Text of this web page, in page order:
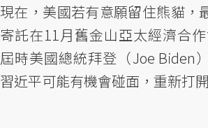
現在，美國若有意願留住熊貓，
寄託在11月舊金山亞太經濟合作
屆時美國總統拜登（Joe Biden
習近平可能有機會碰面，重新打